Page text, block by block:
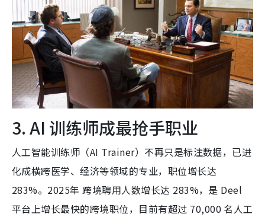
3. AI 训练师成最抢手职业
人工智能训练师（AI Trainer）不再只是标注数据，已进
化成横跨医学、经济等领域的专业，职位增长达
283%。2025年 跨境聘用人数增长达 283%，是 Deel
平台上增长最快的跨境职位，目前有超过 70,000 名人工